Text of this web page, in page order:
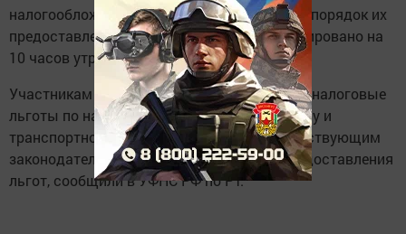
налогообложении имущества за 2023 год и порядок их
предоставления». Начало вебинара запланировано на
10 часов утра.
Участникам мероприятия расскажут, какие налоговые
льготы по налогу на имущество, земельному и
транспортному налогу предусмотрены действующим
законодательством, а также о порядке предоставления
льгот, сообщили в УФНС РФ по РТ.